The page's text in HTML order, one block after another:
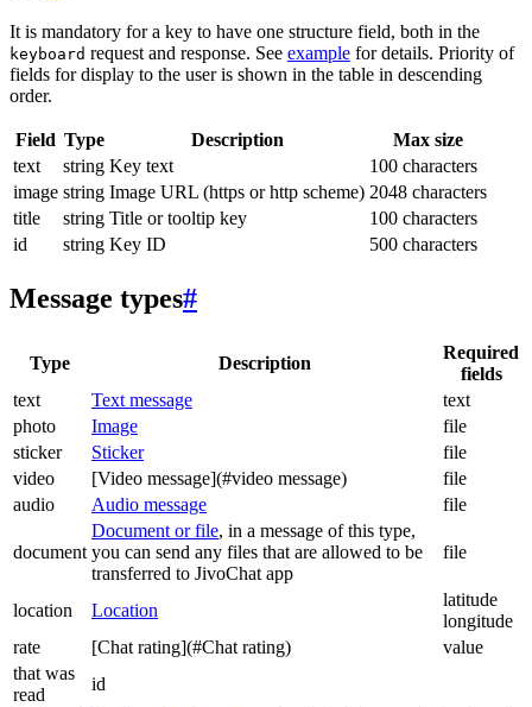
It is mandatory for a key to have one structure field, both in the
keyboard request and response. See example for details. Priority of
fields for display to the user is shown in the table in descending
order.
Field Type Description
Max size
text
string Key text
100 characters
image string Image URL (https or http scheme) 2048 characters
title
string Title or tooltip key
100 characters
id
string Key ID 500 characters
Message types#
Type Description
Required
fields
text
Text message
text
photo
Image
file
sticker
Sticker
file
video
[Video message](#video message)
file
audio
Audio message file
document
Document or file, in a message of this type,
you can send any files that are allowed to be
transferred to JivoChat app
file
location Location
latitude
longitude
rate
[Chat rating](#Chat rating)
value
that was
read
id